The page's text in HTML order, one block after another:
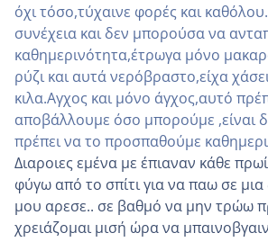
όχι τόσο,τύχαινε φορές και
συνέχεια και δεν μπορούσα να
καθημερινότητα,έτρωγα μόνο
ρύζι και αυτά νερόβραστο,είχα
κιλα.Αγχος και μόνο άγχος,αυτό
αποβάλλουμε όσο μπορούμε ,είναι
πρέπει να το προσπαθούμε
Διαροιες εμένα με έπιαναν κάθε
φύγω από το σπίτι για να παω σε
μου αρεσε.. σε βαθμό να μην τρώω
χρειάζομαι μισή ώρα να